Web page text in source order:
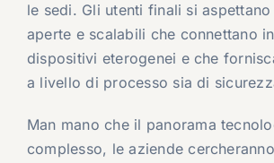
le sedi. Gli utenti finali si
aperte e scalabili che connettano
dispositivi eterogenei e che
a livello di processo sia di
Man mano che il panorama
complesso, le aziende